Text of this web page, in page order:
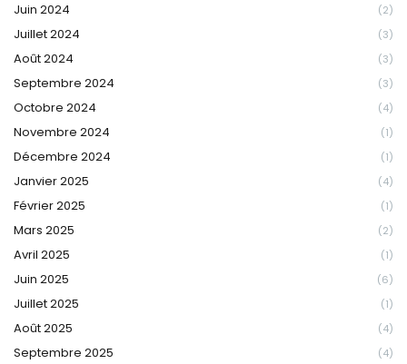
Juin 2024 (2)
Juillet 2024 (3)
Août 2024 (3)
Septembre 2024 (3)
Octobre 2024 (4)
Novembre 2024 (1)
Décembre 2024 (1)
Janvier 2025 (4)
Février 2025 (1)
Mars 2025 (2)
Avril 2025 (1)
Juin 2025 (6)
Juillet 2025 (1)
Août 2025 (4)
Septembre 2025 (4)